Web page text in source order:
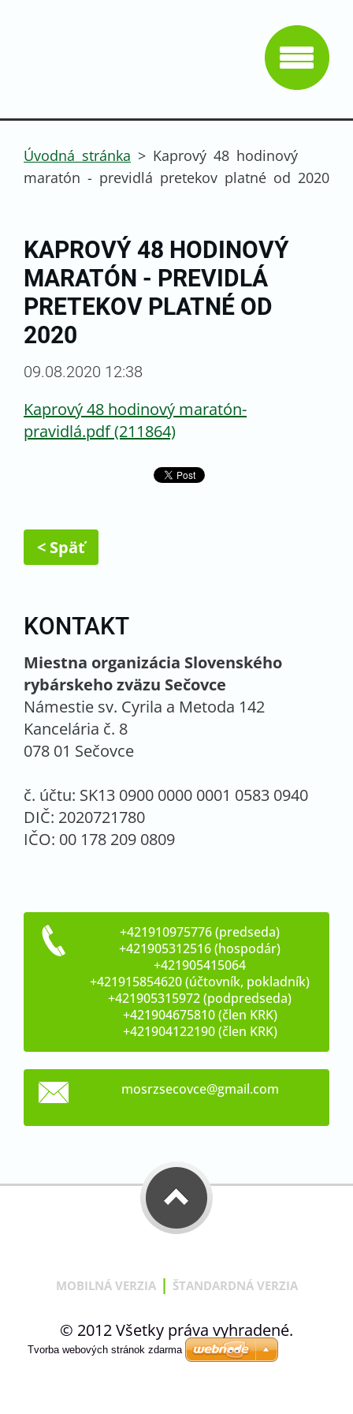
Úvodná stránka > Kaprový 48 hodinový
maratón - previdlá pretekov platné od 2020
KAPROVÝ 48 HODINOVÝ
MARATÓN - PREVIDLÁ
PRETEKOV PLATNÉ OD
2020
09.08.2020 12:38
Kaprový 48 hodinový maratón-
pravidlá.pdf (211864)
< Späť
KONTAKT
Miestna organizácia Slovenského
rybárskeho zväzu Sečovce
Námestie sv. Cyrila a Metoda 142
Kancelária č. 8
078 01 Sečovce
č. účtu: SK13 0900 0000 0001 0583 0940
DIČ: 2020721780
IČO: 00 178 209 0809
+421910975776 (predseda)
+421905312516 (hospodár)
+421905415064
+421915854620 (účtovník, pokladník)
+421905315972 (podpredseda)
+421904675810 (člen KRK)
+421904122190 (člen KRK)
mosrzsecovce@gmail.com
MOBILNÁ VERZIA | ŠTANDARDNÁ VERZIA
© 2012 Všetky práva vyhradené.
Tvorba webových stránok zdarma